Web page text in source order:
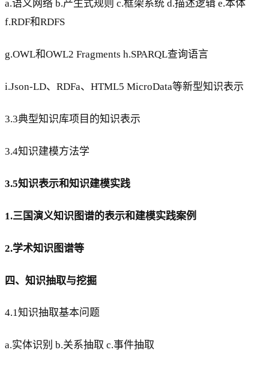
a.语义网络 b.产生式规则 c.框架系统 d.描述逻辑 e.本体
f.RDF和RDFS
g.OWL和OWL2 Fragments h.SPARQL查询语言
i.Json-LD、RDFa、HTML5 MicroData等新型知识表示
3.3典型知识库项目的知识表示
3.4知识建模方法学
3.5知识表示和知识建模实践
1.三国演义知识图谱的表示和建模实践案例
2.学术知识图谱等
四、知识抽取与挖掘
4.1知识抽取基本问题
a.实体识别 b.关系抽取 c.事件抽取